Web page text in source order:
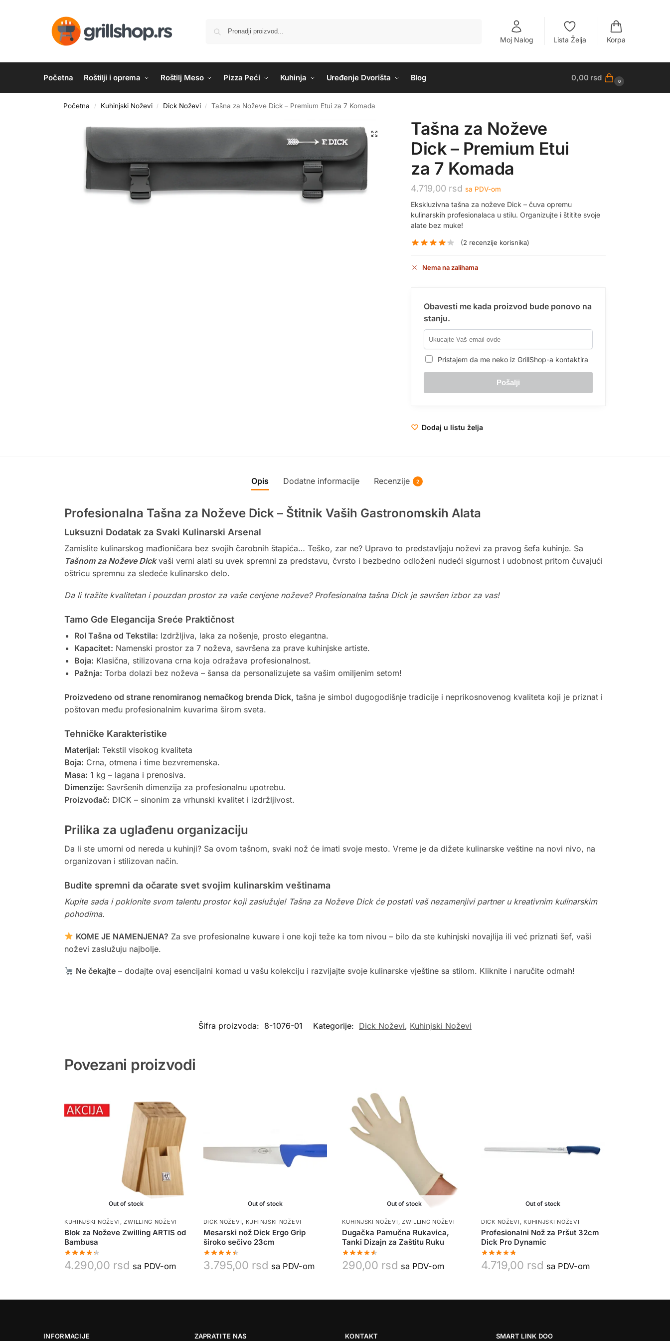
Moj Nalog Lista Želja Korpa
Početna Roštilji i oprema Roštilj Meso Pizza Peći Kuhinja Uređenje Dvorišta Blog 0,00 rsd 0
Početna / Kuhinjski Noževi / Dick Noževi / Tašna za Noževe Dick – Premium Etui za 7 Komada
Tašna za Noževe
Dick – Premium Etui
za 7 Komada
4.719,00 rsd sa PDV-om
Ekskluzivna tašna za noževe Dick – čuva opremu
kulinarskih profesionalaca u stilu. Organizujte i štitite svoje
alate bez muke!
(2 recenzije korisnika)
Nema na zalihama
Obavesti me kada proizvod bude ponovo na
stanju.
Pristajem da me neko iz GrillShop-a kontaktira
Dodaj u listu želja
Opis Dodatne informacije Recenzije 2
Profesionalna Tašna za Noževe Dick – Štitnik Vaših Gastronomskih Alata
Luksuzni Dodatak za Svaki Kulinarski Arsenal
Zamislite kulinarskog mađioničara bez svojih čarobnih štapića… Teško, zar ne? Upravo to predstavljaju noževi za pravog šefa kuhinje. Sa
Tašnom za Noževe Dickvaši verni alati su uvek spremni za predstavu, čvrsto i bezbedno odloženi nudeći sigurnost i udobnost pritom čuvajući
oštricu spremnu za sledeće kulinarsko delo.
Da li tražite kvalitetan i pouzdan prostor za vaše cenjene noževe? Profesionalna tašna Dick je savršen izbor za vas!
Tamo Gde Elegancija Sreće Praktičnost
Rol Tašna od Tekstila: Izdržljiva, laka za nošenje, prosto elegantna.
Kapacitet: Namenski prostor za 7 noževa, savršena za prave kuhinjske artiste.
Boja: Klasična, stilizovana crna koja odražava profesionalnost.
Pažnja: Torba dolazi bez noževa – šansa da personalizujete sa vašim omiljenim setom!
Proizvedeno od strane renomiranog nemačkog brenda Dick, tašna je simbol dugogodišnje tradicije i neprikosnovenog kvaliteta koji je priznat i
poštovan među profesionalnim kuvarima širom sveta.
Tehničke Karakteristike
Materijal: Tekstil visokog kvaliteta
Boja: Crna, otmena i time bezvremenska.
Masa: 1 kg – lagana i prenosiva.
Dimenzije: Savršenih dimenzija za profesionalnu upotrebu.
Proizvođač: DICK – sinonim za vrhunski kvalitet i izdržljivost.
Prilika za uglađenu organizaciju
Da li ste umorni od nereda u kuhinji? Sa ovom tašnom, svaki nož će imati svoje mesto. Vreme je da dižete kulinarske veštine na novi nivo, na
organizovan i stilizovan način.
Budite spremni da očarate svet svojim kulinarskim veštinama
Kupite sada i poklonite svom talentu prostor koji zaslužuje! Tašna za Noževe Dick će postati vaš nezamenjivi partner u kreativnim kulinarskim
pohodima.
KOME JE NAMENJENA? Za sve profesionalne kuware i one koji teže ka tom nivou – bilo da ste kuhinjski novajlija ili već priznati šef, vaši
noževi zaslužuju najbolje.
Ne čekajte – dodajte ovaj esencijalni komad u vašu kolekciju i razvijajte svoje kulinarske vještine sa stilom. Kliknite i naručite odmah!
Šifra proizvoda: 8-1076-01 Kategorije: Dick Noževi, Kuhinjski Noževi
Povezani proizvodi
Out of stock
KUHINJSKI NOŽEVI ,ZWILLING NOŽEVI
Blok za Noževe Zwilling ARTIS od
Bambusa
4.290,00 rsd sa PDV-om
Out of stock
DICK NOŽEVI, KUHINJSKI NOŽEVI
Mesarski nož Dick Ergo Grip
široko sečivo 23cm
3.795,00 rsd sa PDV-om
Out of stock
KUHINJSKI NOŽEVI , ZWILLING NOŽEVI
Dugačka Pamučna Rukavica,
Tanki Dizajn za Zaštitu Ruku
290,00 rsd sa PDV-om
Out of stock
DICK NOŽEVI , KUHINJSKI NOŽEVI
Profesionalni Nož za Pršut 32cm
Dick Pro Dynamic
4.719,00 rsd sa PDV-om
INFORMACIJE ZAPRATITE NAS KONTAKT SMART LINK DOO